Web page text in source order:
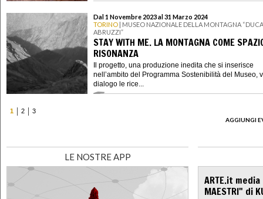
Dal 1 Novembre 2023 al 31 Marzo 2024
TORINO | MUSEO NAZIONALE DELLA MONTAGNA
ABRUZZI”
STAY WITH ME. LA MONTAGNA COME
RISONANZA
Il progetto, una produzione inedita che si inserisce
nell’ambito del Programma Sostenibilità del Museo,
dialogo le rice...
1 2
3
AGGIUNGI
LE NOSTRE APP
ARTE.it
MAESTRI" di